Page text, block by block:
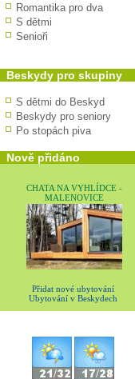
Romantika pro dva
S dětmi
Senioři
Beskydy pro skupiny
S dětmi do Beskyd
Beskydy pro seniory
Po stopách piva
Nově přidáno
CHATA NA VYHLÍDCE -
MALENOVICE
Přidat nové ubytování
Ubytování v Beskydech